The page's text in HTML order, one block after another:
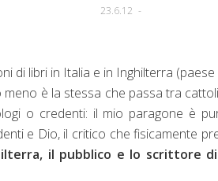
23.6.12 -
di libri in Italia e in Inghilterra
è la stessa che passa tra
o credenti: il mio paragone è
e Dio, il critico che fisicamente
il pubblico e lo scrittore